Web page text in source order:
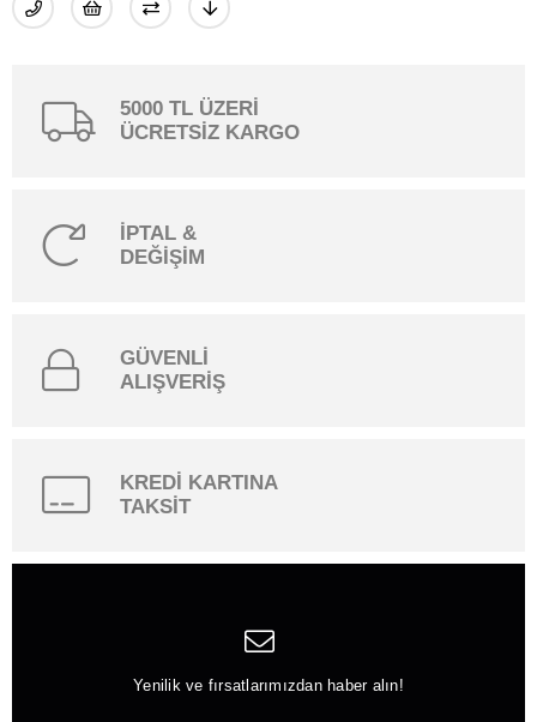
5000 TL ÜZERİ
ÜCRETSİZ KARGO
İPTAL &
DEĞİŞİM
GÜVENLİ
ALIŞVERİŞ
KREDİ KARTINA
TAKSİT
Yenilik ve fırsatlarımızdan haber alın!